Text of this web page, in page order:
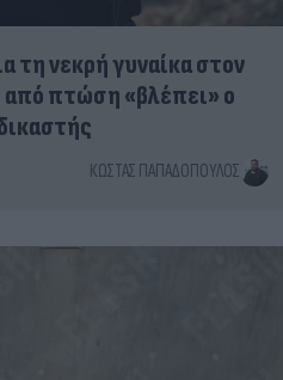
τη νεκρή γυναίκα στον
πτώση «βλέπει» ο
ΚΏΣΤΑΣ ΠΑΠΑΔΌΠΟΥΛΟΣ